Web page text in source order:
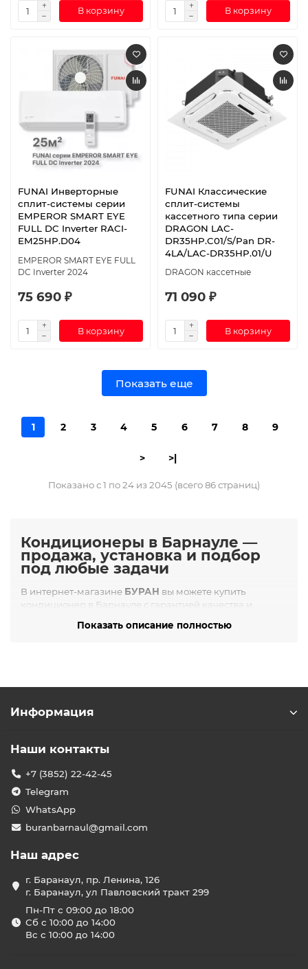
В корзину В корзину
FUNAI Инверторные
сплит-системы серии
EMPEROR SMART EYE
FULL DC Inverter RACI-
EM25HP.D04
EMPEROR SMART EYE FULL
DC Inverter 2024
75 690 ₽
В корзину
FUNAI Классические
сплит-системы
кассетного типа серии
DRAGON LAC-
DR35HP.C01/S/Pan DR-
4LA/LAC-DR35HP.01/U
DRAGON кассетные
71 090 ₽
В корзину
Показать еще
1 2 3 4 5 6 7 8 9
> >|
Показано с 1 по 24 из 2045 (всего 86 страниц)
Кондиционеры в Барнауле —
продажа, установка и подбор
под любые задачи
В интернет-магазине БУРАН вы можете купить
кондиционер в Барнауле с гарантией качества и
широкий ассортимент климатической техники для
нашем каталоге
Настенные сплит-системы
Мульти-сплит системы
комнатах одновременно.
Кассетные кондиционеры
подвесных потолков в офисах и торговых залах.
Канальные кондиционеры
скрытого монтажа в коммерческих и
Кому подойдут наши
кондиционеры
Наши решения выбирают частные лица, монтажники
климатических систем, строительные бригады,
проектировщики и организации, занимающиеся
комплексным ремонтом. Мы подбираем
Показать описание полностью
Информация
Наши контакты
+7 (3852) 22-42-45
Telegram
WhatsApp
buranbarnaul@gmail.com
Наш адрес
г. Баранаул, пр. Ленина, 126
г. Баранаул, ул Павловский тракт 299
Пн-Пт с 09:00 до 18:00
Сб с 10:00 до 14:00
Вс с 10:00 до 14:00